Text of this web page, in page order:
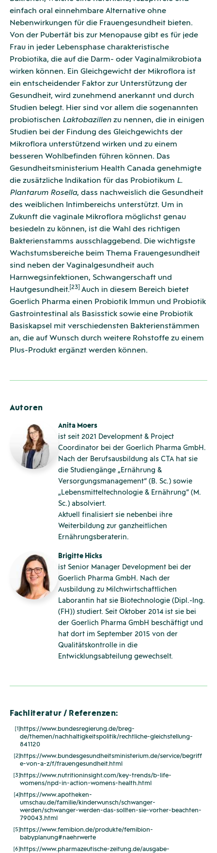
einfach oral einnehmbare Alternative ohne
Nebenwirkungen für die Frauengesundheit bieten.
Von der Pubertät bis zur Menopause gibt es für jede
Frau in jeder Lebensphase charakteristische
Probiotika, die auf die Darm- oder Vaginalmikrobiota
wirken können. Ein Gleichgewicht der Mikroflora ist
ein entscheidender Faktor zur Unterstützung der
Gesundheit, wird zunehmend anerkannt und durch
Studien belegt. Hier sind vor allem die sogenannten
probiotischen Laktobazillen zu nennen, die in einigen
Studien bei der Findung des Gleichgewichts der
Mikroflora unterstützend wirken und zu einem
besseren Wohlbefinden führen können. Das
Gesundheitsministerium Health Canada genehmigte
die zusätzliche Indikation für das Probiotikum L.
Plantarum Rosella, dass nachweislich die Gesundheit
des weiblichen Intimbereichs unterstützt. Um in
Zukunft die vaginale Mikroflora möglichst genau
besiedeln zu können, ist die Wahl des richtigen
Bakterienstamms ausschlaggebend. Die wichtigste
Wachstumsbereiche beim Thema Frauengesundheit
sind neben der Vaginalgesundheit auch
Harnwegsinfektionen, Schwangerschaft und
Hautgesundheit. [23] Auch in diesem Bereich bietet
Goerlich Pharma einen Probiotik Immun und Probiotik
Gastrointestinal als Basisstick sowie eine Probiotik
Basiskapsel mit verschiedensten Bakterienstämmen
an, die auf Wunsch durch weitere Rohstoffe zu einem
Plus-Produkt ergänzt werden können.
Autoren
Anita Moers
ist seit 2021 Development & Project
Coordinator bei der Goerlich Pharma GmbH.
Nach der Berufsausbildung als CTA hat sie
die Studiengänge „Ernährung &
Versorgungsmanagement“ (B. Sc.) sowie
„Lebensmitteltechnologie & Ernährung“ (M.
Sc.) absolviert.
Aktuell finalisiert sie nebenbei ihre
Weiterbildung zur ganzheitlichen
Ernährungsberaterin.
Brigitte Hicks
ist Senior Manager Development bei der
Goerlich Pharma GmbH. Nach der
Ausbildung zu Milchwirtschaftlichen
Laborantin hat sie Biotechnologie (Dipl.-Ing.
(FH)) studiert. Seit Oktober 2014 ist sie bei
der Goerlich Pharma GmbH beschäftigt und
hat dort im September 2015 von der
Qualitätskontrolle in die
Entwicklungsabteilung gewechselt.
Fachliteratur / Referenzen:
[1] https://www.bundesregierung.de/breg-
de/themen/nachhaltigkeitspolitik/rechtliche-gleichstellung-
841120
[2] https://www.bundesgesundheitsministerium.de/service/begriff
e-von-a-z/f/frauengesundheit.html
[3] https://www.nutritioninsight.com/key-trends/b-life-
womens/npd-in-action-womens-health.html
[4] https://www.apotheken-
umschau.de/familie/kinderwunsch/schwanger-
werden/schwanger-werden-das-sollten-sie-vorher-beachten-
790043.html
[5] https://www.femibion.de/produkte/femibion-
babyplanung#naehrwerte
[6] https://www.pharmazeutische-zeitung.de/ausgabe-